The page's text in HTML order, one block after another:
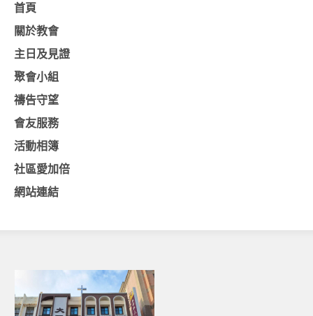
網站連結
大甲靈糧堂 FB粉絲專頁
台北靈糧堂 官方網站
讚美之泉 YOUTUBE 頻道
聖經 和合本
基督教論壇報
豐盛國際事工 – AIM
首頁
關於教會
主日及見證
聚會小組
禱告守望
會友服務
活動相簿
社區愛加倍
網站連結